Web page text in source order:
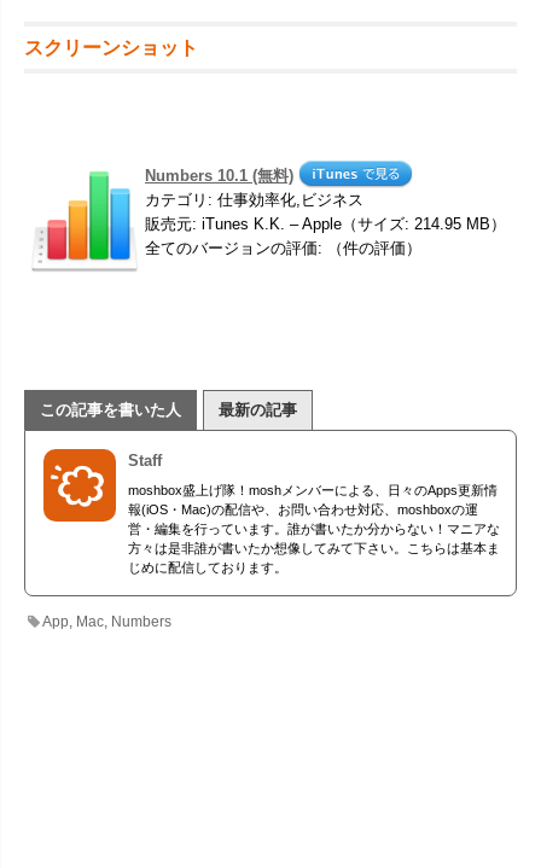
スクリーンショット
Numbers 10.1 (無料)
カテゴリ: 仕事効率化,ビジネス
販売元: iTunes K.K. – Apple（サイズ: 214.95 MB）
全てのバージョンの評価: （件の評価）
この記事を書いた人 最新の記事
Staff
moshbox盛上げ隊！moshメンバーによる、日々のApps更新情
報(iOS・Mac)の配信や、お問い合わせ対応、moshboxの運
営・編集を行っています。誰が書いたか分からない！マニアな
方々は是非誰が書いたか想像してみて下さい。こちらは基本ま
じめに配信しております。
App Mac Numbers